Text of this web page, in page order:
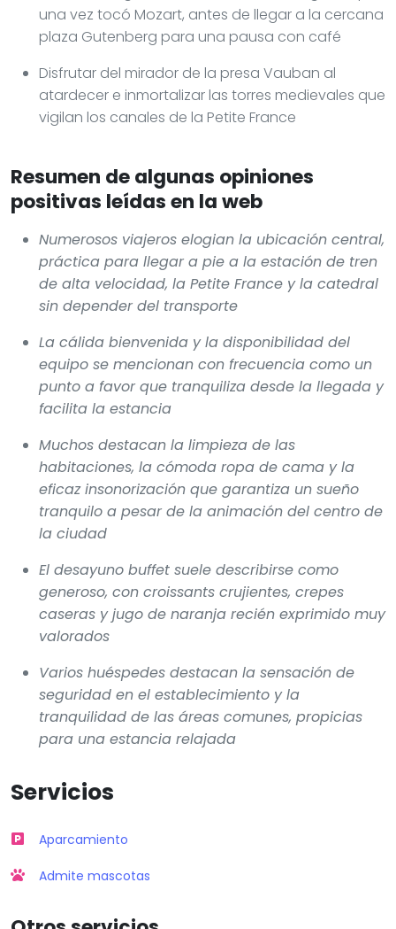
una vez tocó Mozart, antes de llegar a la cercana
plaza Gutenberg para una pausa con café
Disfrutar del mirador de la presa Vauban al
atardecer e inmortalizar las torres medievales que
vigilan los canales de la Petite France
Resumen de algunas opiniones
positivas leídas en la web
Numerosos viajeros elogian la ubicación central,
práctica para llegar a pie a la estación de tren
de alta velocidad, la Petite France y la catedral
sin depender del transporte
La cálida bienvenida y la disponibilidad del
equipo se mencionan con frecuencia como un
punto a favor que tranquiliza desde la llegada y
facilita la estancia
Muchos destacan la limpieza de las
habitaciones, la cómoda ropa de cama y la
eficaz insonorización que garantiza un sueño
tranquilo a pesar de la animación del centro de
la ciudad
El desayuno buffet suele describirse como
generoso, con croissants crujientes, crepes
caseras y jugo de naranja recién exprimido muy
valorados
Varios huéspedes destacan la sensación de
seguridad en el establecimiento y la
tranquilidad de las áreas comunes, propicias
para una estancia relajada
Servicios
Aparcamiento
Admite mascotas